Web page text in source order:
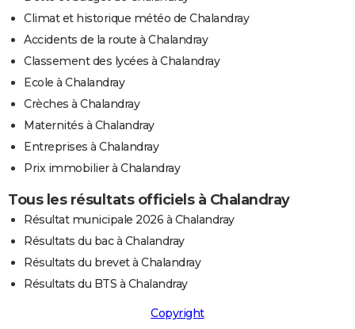
Climat et historique météo de Chalandray
Accidents de la route à Chalandray
Classement des lycées à Chalandray
Ecole à Chalandray
Crèches à Chalandray
Maternités à Chalandray
Entreprises à Chalandray
Prix immobilier à Chalandray
Tous les résultats officiels à Chalandray
Résultat municipale 2026 à Chalandray
Résultats du bac à Chalandray
Résultats du brevet à Chalandray
Résultats du BTS à Chalandray
Copyright